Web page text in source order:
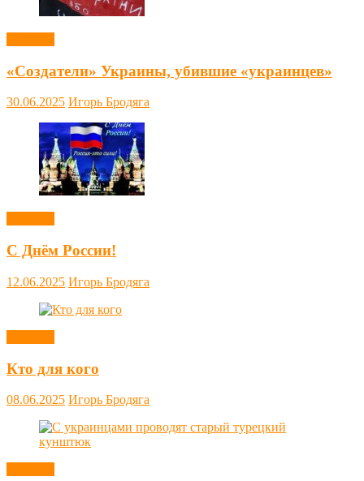
«Создатели» Украины, убившие «украинцев»
30.06.2025 Игорь Бродяга
С Днём России!
12.06.2025 Игорь Бродяга
Кто для кого
08.06.2025 Игорь Бродяга